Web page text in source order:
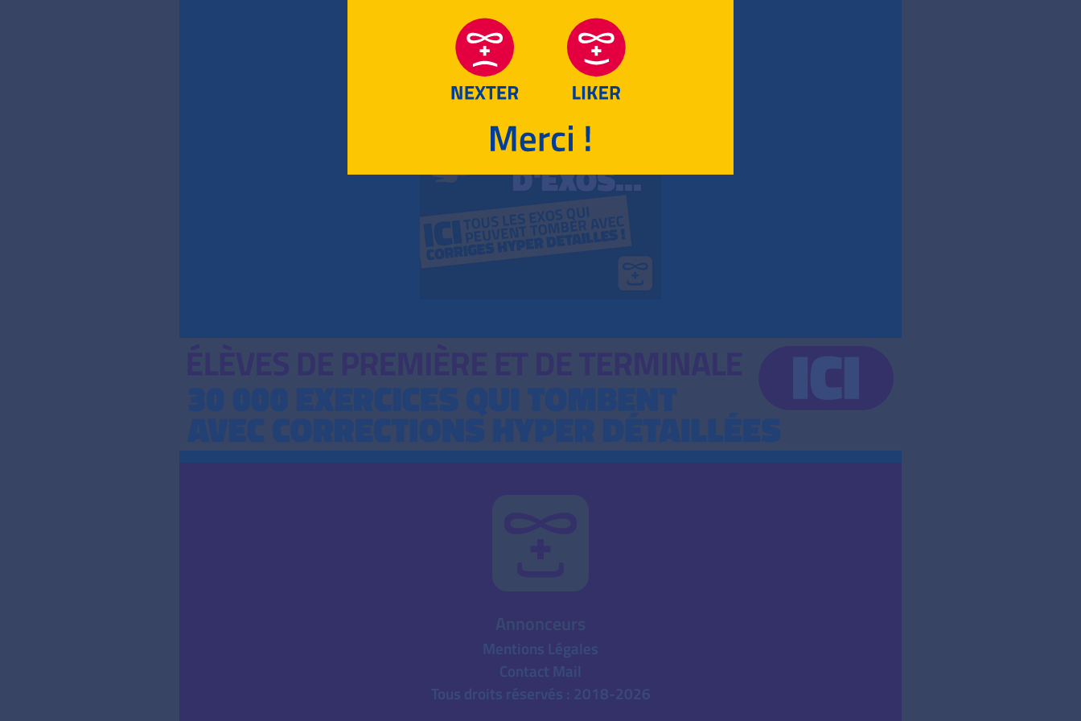
RETOUR
Mentions Légales
Contact Mail
Tous droits réservés : 2018-2026